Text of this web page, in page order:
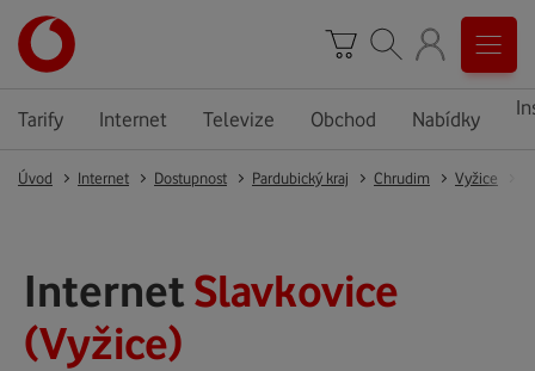
Tarify Internet Televize Obchod Nabídky
Úvod Internet Dostupnost Pardubický kraj Chrudim Vyžice
Internet Slavkovice
(Vyžice)